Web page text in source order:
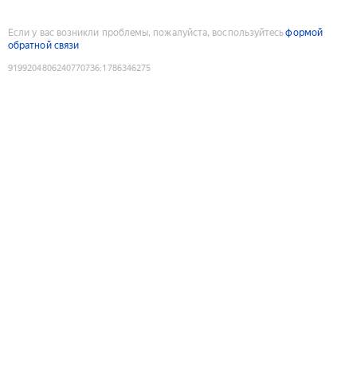
Если у вас возникли проблемы, пожалуйста, воспользуйтесьформой
обратной связи
9199204806240770736:1786346275